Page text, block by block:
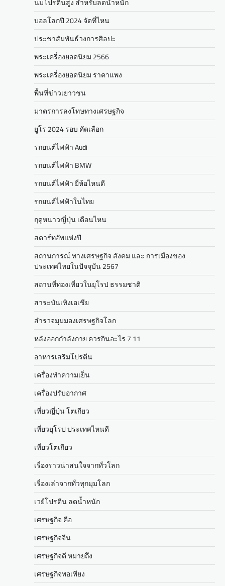
นมโปรตีนสูง สำหรับลดน้ำหนัก
บอลโลกปี 2024 จัดที่ไหน
ประชาสัมพันธ์วงการศิลปะ
พระเครื่องยอดนิยม 2566
พระเครื่องยอดนิยม ราคาแพง
พื้นที่ข่าวเยาวชน
มาตรการลงโทษทางเศรษฐกิจ
ยูโร 2024 รอบ คัดเลือก
รถยนต์ไฟฟ้า Audi
รถยนต์ไฟฟ้า BMW
รถยนต์ไฟฟ้า ยี่ห้อไหนดี
รถยนต์ไฟฟ้าในไทย
ฤดูหนาวญี่ปุ่น เดือนไหน
สตาร์ทอัพแห่งปี
สถานการณ์ ทางเศรษฐกิจ สังคม และ การเมืองของ
ประเทศไทยในปัจจุบัน 2567
สถานที่ท่องเที่ยวในยุโรป ธรรมชาติ
สาระบันเทิงเอเชีย
สำรวจมุมมองเศรษฐกิจโลก
หลังออกกําลังกาย ควรกินอะไร 7 11
อาหารเสริมโปรตีน
เครื่องทำความเย็น
เครื่องปรับอากาศ
เที่ยวญี่ปุ่น โตเกียว
เที่ยวยุโรป ประเทศไหนดี
เที่ยวโตเกียว
เรื่องราวน่าสนใจจากทั่วโลก
เรื่องเล่าจากทั่วทุกมุมโลก
เวย์โปรตีน ลดน้ำหนัก
เศรษฐกิจ คือ
เศรษฐกิจจีน
เศรษฐกิจดี หมายถึง
เศรษฐกิจพอเพียง